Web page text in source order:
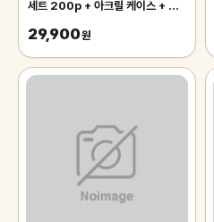
세트 200p + 아크릴 케이스 + 트
트
29,900원